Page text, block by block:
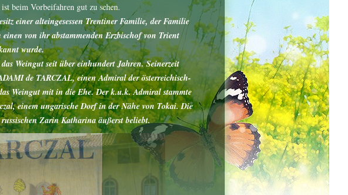
beim Vorbeifahren gut zu sehen.
einer alteingesessen Trentiner Familie, der Familie
von ihr abstammenden Erzbischof von Trient
wurde.
Weingut seit über einhundert Jahren. Seinerzeit
de TARCZAL, einen Admiral der österreichisch-
Weingut mit in die Ehe. Der k.u.k. Admiral stammte
einem ungarische Dorf in der Nähe von Tokai. Die
russischen Zarin Katharina äußerst beliebt.